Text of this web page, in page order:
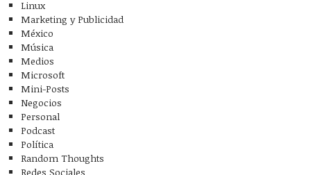
Linux
Marketing y Publicidad
México
Música
Medios
Microsoft
Mini-Posts
Negocios
Personal
Podcast
Política
Random Thoughts
Redes Sociales